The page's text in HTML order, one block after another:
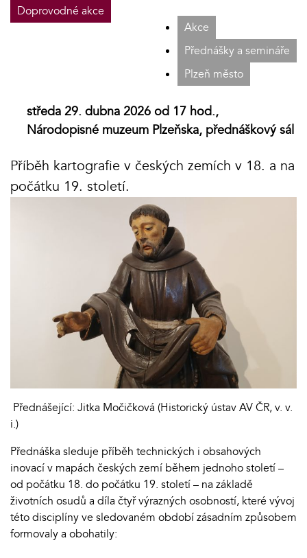
Doprovodné akce
Akce
Přednášky a semináře
Plzeň město
středa 29. dubna 2026 od 17 hod.,
Národopisné muzeum Plzeňska, přednáškový sál
Příběh kartografie v českých zemích v 18. a na
počátku 19. století.
Přednášející: Jitka Močičková (Historický ústav AV ČR, v. v.
i.)
Přednáška sleduje příběh technických i obsahových
inovací v mapách českých zemí během jednoho století –
od počátku 18. do počátku 19. století – na základě
životních osudů a díla čtyř výrazných osobností, které vývoj
této disciplíny ve sledovaném období zásadním způsobem
formovaly a obohatily: